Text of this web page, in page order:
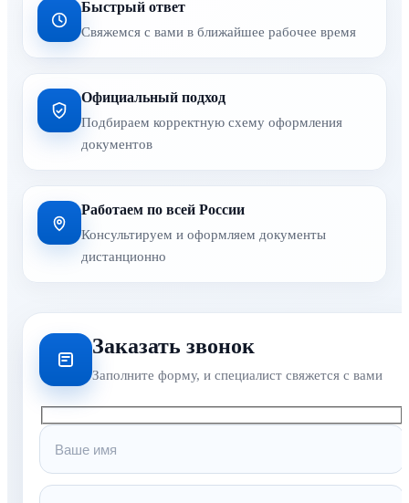
Быстрый ответ
Свяжемся с вами в ближайшее рабочее время
Официальный подход
Подбираем корректную схему оформления
документов
Работаем по всей России
Консультируем и оформляем документы
дистанционно
Заказать звонок
Заполните форму, и специалист свяжется с вами